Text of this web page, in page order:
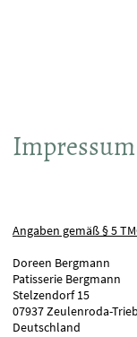
Impressum
Angaben gemäß § 5
Doreen Bergmann
Patisserie Bergmann
Stelzendorf 15
07937 Zeulenroda-
Deutschland